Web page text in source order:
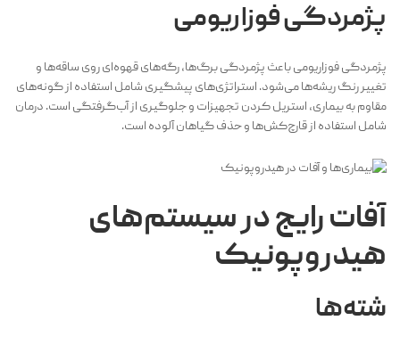
پژمردگی فوزاریومی
پژمردگی فوزاریومی باعث پژمردگی برگ‌ها، رگه‌های قهوه‌ای روی ساقه‌ها و
تغییر رنگ ریشه‌ها می‌شود. استراتژی‌های پیشگیری شامل استفاده از گونه‌های
مقاوم به بیماری، استریل کردن تجهیزات و جلوگیری از آب‌گرفتگی است. درمان
شامل استفاده از قارچ‌کش‌ها و حذف گیاهان آلوده است.
آفات رایج در سیستم‌های
هیدروپونیک
شته‌ها